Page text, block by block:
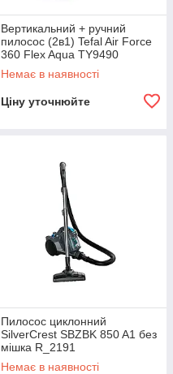
Вертикальний + ручний
пилосос (2в1) Tefal Air Force
360 Flex Aqua TY9490
R_2074
Немає в наявності
Ціну уточнюйте
Пилосос циклонний
SilverCrest SBZBK 850 A1 без
мішка R_2191
Немає в наявності